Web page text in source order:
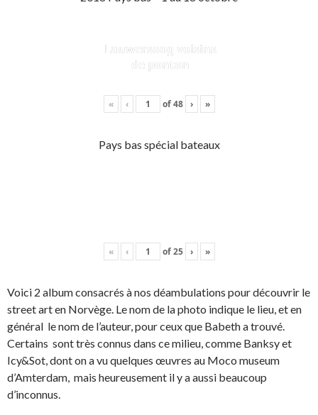
Lauwersoog voisins
de ponton
« ‹ of48 › »
Pays bas spécial bateaux
« ‹ of25 › »
Voici 2 album consacrés à nos déambulations pour découvrir le
street art en Norvège. Le nom de la photo indique le lieu, et en
général le nom de l’auteur, pour ceux que Babeth a trouvé.
Certains sont très connus dans ce milieu, comme Banksy et
Icy&Sot, dont on a vu quelques œuvres au Moco museum
d’Amterdam, mais heureusement il y a aussi beaucoup
d’inconnus.